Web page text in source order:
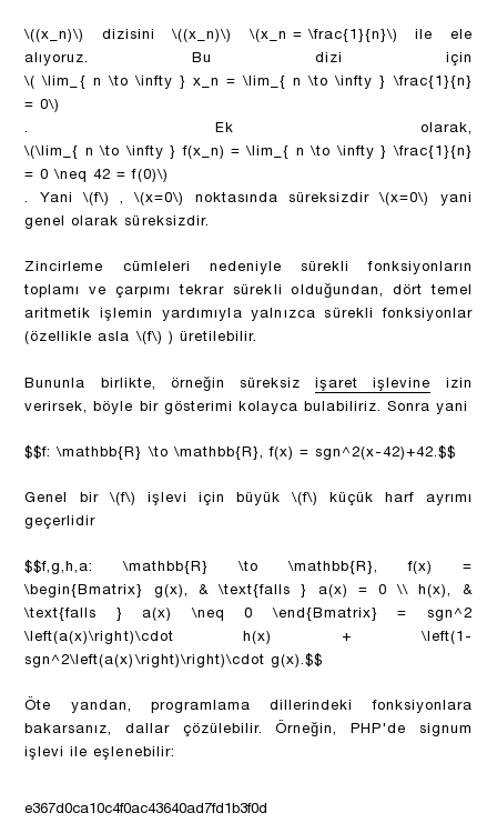
\((x_n)\) dizisini\((x_n)\) \(x_n = \frac{1}{n}\)
ile ele
alıyoruz. Bu dizi için
\( \lim_{ n \to \infty } x_n = \lim_{ n \to \infty } \frac{1}{n}
= 0\)
. Ek olarak,
\(\lim_{ n \to \infty } f(x_n) = \lim_{ n \to \infty } \frac{1}{n}
= 0 \neq 42 = f(0)\)
. Yani \(f\) ,\(x=0\) noktasında süreksizdir\(x=0\)
yani
genel olarak süreksizdir.
Zincirleme cümleleri nedeniyle sürekli fonksiyonların
toplamı ve çarpımı tekrar sürekli olduğundan, dört temel
aritmetik işlemin yardımıyla yalnızca sürekli fonksiyonlar
(özellikle asla \(f\) ) üretilebilir.
Bununla birlikte, örneğin süreksizişaret işlevine
izin
verirsek, böyle bir gösterimi kolayca bulabiliriz. Sonra yani
$$f: \mathbb{R} \to \mathbb{R}, f(x) = sgn^2(x-42)+42.$$
Genel bir \(f\) işlevi için büyük\(f\)
küçük harf ayrımı
geçerlidir
$$f,g,h,a: \mathbb{R} \to \mathbb{R}, f(x) =
\begin{Bmatrix} g(x), & \text{falls } a(x) = 0 \\ h(x), &
\text{falls } a(x) \neq 0 \end{Bmatrix} = sgn^2
\left(a(x)\right)\cdot h(x) + \left(1-
sgn^2\left(a(x)\right)\right)\cdot g(x).$$
Öte yandan, programlama dillerindeki fonksiyonlara
bakarsanız, dallar çözülebilir. Örneğin, PHP'de signum
işlevi ile eşlenebilir:
e367d0ca10c4f0ac43640ad7fd1b3f0d